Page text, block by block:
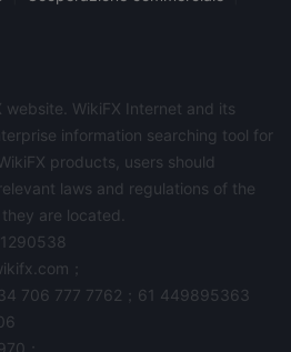
website. WikiFX Internet and its
information searching tool for
products, users should
laws and regulations of the
are located.
；
706 777 7762；61 449895363
；